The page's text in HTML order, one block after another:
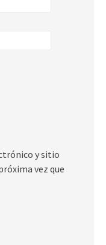
y sitio
vez que